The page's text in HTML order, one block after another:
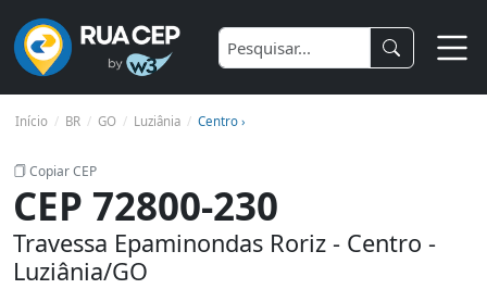
Início BR GO Luziânia Centro ›
Copiar CEP
CEP 72800-230
Travessa Epaminondas Roriz - Centro -
Luziânia/GO